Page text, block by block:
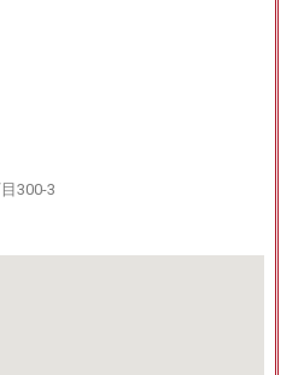
300-3